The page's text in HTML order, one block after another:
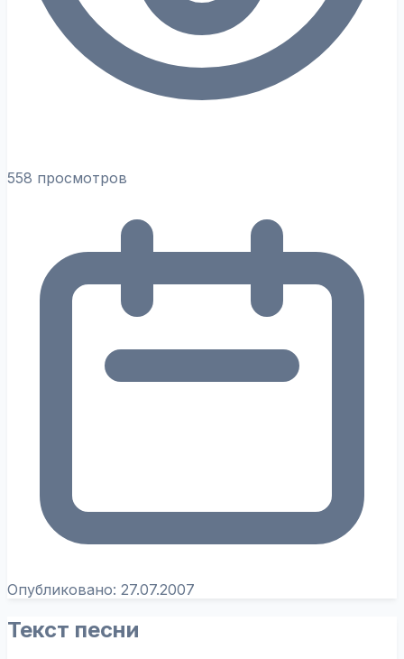
558 просмотров
Опубликовано: 27.07.2007
Текст песни